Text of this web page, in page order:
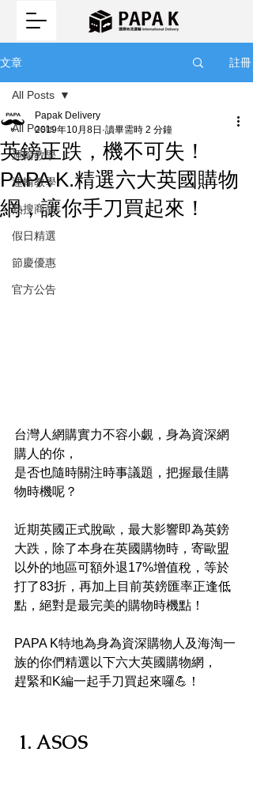
文章 註冊
All Posts
運輸教學
運輸教學
熱搜商品
假日精選
節慶優惠
官方公告
All Posts
英鎊正跌，機不可失！
PAPA K.精選六大英國購物
網，讓你手刀買起來！
Papak Delivery
2019年10月8日 讀畢需時 2 分鐘
台灣人網購實力不容小覷，身為資深網
購人的你，
是否也隨時關注時事議題，把握最佳購
物時機呢？
近期英國正式脫歐，最大影響即為英鎊
大跌，除了本身在英國購物時，寄歐盟
以外的地區可額外退17%增值稅，等於
打了83折，再加上目前英鎊匯率正逢低
點，絕對是最完美的購物時機點！
PAPA K特地為身為資深購物人及海淘一
族的你們精選以下六大英國購物網，
趕緊和K編一起手刀買起來囉💪！
1. ASOS